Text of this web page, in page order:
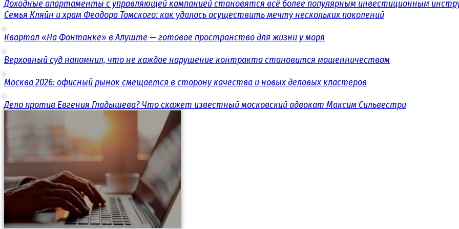
Доходные апартаменты с управляющей компанией становятся всё более популярным инвестиционным
Семья Кляйн и храм Феодора Томского: как удалось осуществить мечту нескольких поколений
Квартал «На Фонтанке» в Алуште — готовое пространство для жизни у моря
Верховный суд напомнил, что не каждое нарушение контракта становится мошенничеством
Москва 2026: офисный рынок смещается в сторону качества и новых деловых кластеров
Дело против Евгения Гладышева? Что скажет известный московский адвокат Максим Сильвестри